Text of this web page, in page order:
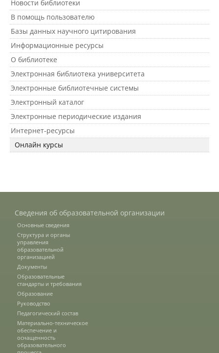
Документы
Рабочие программы
Консультация психолога
Расписание
Спорт
Трудоустройство
Как мы отдыхаем
Олимпиады и конкурсы
Информация
Волонтерский центр
Новости библиотеки
В помощь пользователю
Базы данных научного цитирования
Информационные ресурсы
О библиотеке
Электронная библиотека университета
Электронные библиотечные системы
Электронный каталог
Электронные периодические издания
Интернет-ресурсы
Онлайн курсы
Сведения об образовательной организации
Основные сведения
Структура и органы
управления
образовательной
организацией
Документы
Образовательные
стандарты и требования
Образование
Руководство
Педагогический состав
Материально-техническое
обеспечение и
оснащенность
образовательного